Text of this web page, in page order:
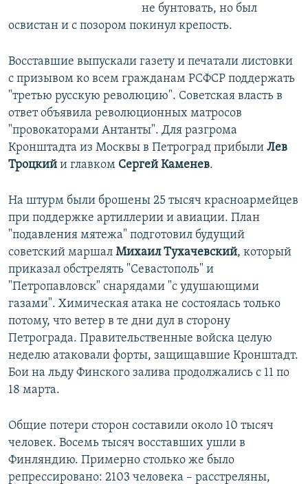
не бунтовать, но был
освистан и с позором покинул крепость.
Восставшие выпускали газету и печатали листовки
с призывом ко всем гражданам РСФСР поддержать
"третью русскую революцию". Советская власть в
ответ объявила революционных матросов
"провокаторами Антанты". Для разгрома
Кронштадта из Москвы в Петроград прибыли Лев
Троцкий и главком Сергей Каменев.
На штурм были брошены 25 тысяч красноармейцев
при поддержке артиллерии и авиации. План
"подавления мятежа" подготовил будущий
советский маршал Михаил Тухачевский, который
приказал обстрелять "Севастополь" и
"Петропавловск" снарядами "с удушающими
газами". Химическая атака не состоялась только
потому, что ветер в те дни дул в сторону
Петрограда. Правительственные войска целую
неделю атаковали форты, защищавшие Кронштадт.
Бои на льду Финского залива продолжались с 11 по
18 марта.
Общие потери сторон составили около 10 тысяч
человек. Восемь тысяч восставших ушли в
Финляндию. Примерно столько же было
репрессировано: 2103 человека – расстреляны,